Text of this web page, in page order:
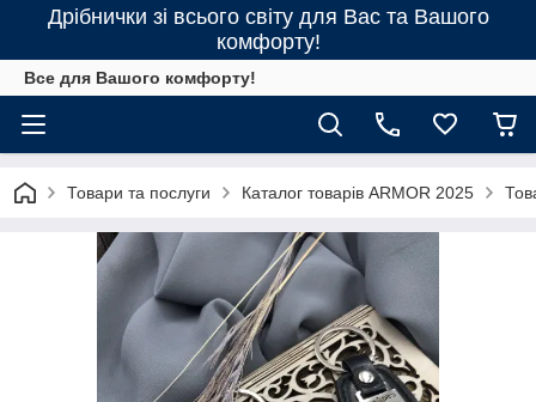
Дрібнички зі всього світу для Вас та Вашого
комфорту!
Все для Вашого комфорту!
Товари та послуги Каталог товарів ARMOR 2025